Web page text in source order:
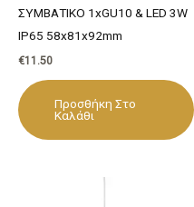
ΣΥΜΒΑΤΙΚΟ 1xGU10 & LED 3W
IP65 58x81x92mm
€11.50
Προσθήκη Στο
Καλάθι